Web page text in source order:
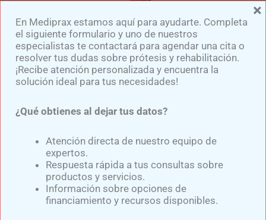
Samuel Medina
Experto en el diseño y confección de diversas prótesis para
miembro superior y prótesis para miembro inferior,
elaboradas con componentes de última generación y de
reconocidas marcas como: Ottobock, Ossur, Oandp, Willow
Wood, entre otras.
En Mediprax estamos aquí para ayudarte. Completa
el siguiente formulario y uno de nuestros
especialistas te contactará para agendar una cita o
resolver tus dudas sobre prótesis y rehabilitación.
¡Recibe atención personalizada y encuentra la
solución ideal para tus necesidades!
¿Qué obtienes al dejar tus datos?
Atención directa de nuestro equipo de
expertos.
Respuesta rápida a tus consultas sobre
productos y servicios.
Información sobre opciones de
financiamiento y recursos disponibles.
×